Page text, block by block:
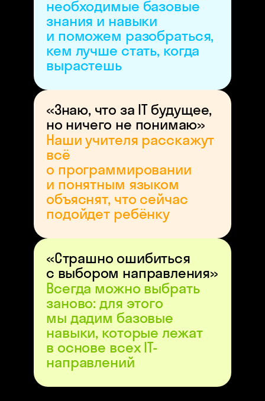
необходимые базовые
знания и навыки
и поможем разобраться,
кем лучше стать, когда
вырастешь
«Знаю, что за IT будущее,
но ничего не понимаю»
Наши учителя расскажут
всё
о программировании
и понятным языком
объяснят, что сейчас
подойдет ребёнку
«Страшно ошибиться
с выбором направления»
Всегда можно выбрать
заново: для этого
мы дадим базовые
навыки, которые лежат
в основе всех IT-
направлений